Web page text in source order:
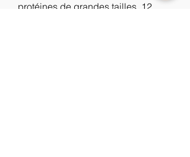
protéines de grandes tailles. 12